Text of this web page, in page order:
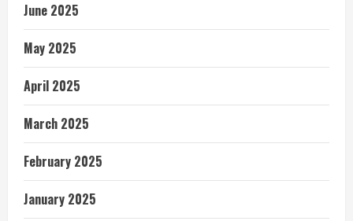
June 2025
May 2025
April 2025
March 2025
February 2025
January 2025